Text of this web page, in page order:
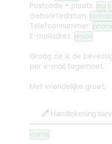
Postcode + plaats: zip
Geboortedatum:
Telefoonnummer:
E-mailadres: email
Graag zie ik de
per e-mail tegemoet.
Met vriendelijke groet,
edit Handtekening
name